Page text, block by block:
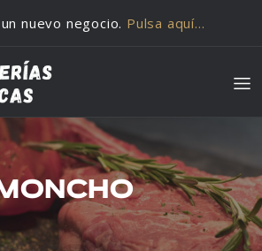
nuevo negocio. Pulsa aquí…